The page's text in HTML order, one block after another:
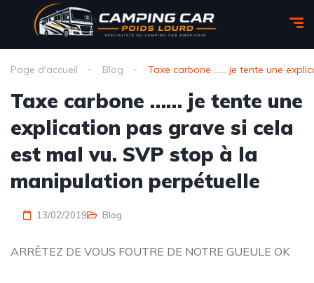
Page d'accueil Blog Taxe carbone ...... je tente une
Taxe carbone …… je tente une
explication pas grave si cela
est mal vu. SVP stop à la
manipulation perpétuelle
13/02/2019 Blog
ARRÊTEZ DE VOUS FOUTRE DE NOTRE GUEULE OK